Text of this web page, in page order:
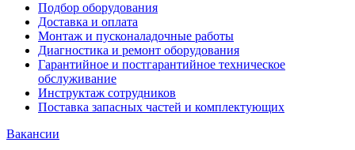
Подбор оборудования
Доставка и оплата
Монтаж и пусконаладочные работы
Диагностика и ремонт оборудования
Гарантийное и постгарантийное техническое
обслуживание
Инструктаж сотрудников
Поставка запасных частей и комплектующих
Вакансии